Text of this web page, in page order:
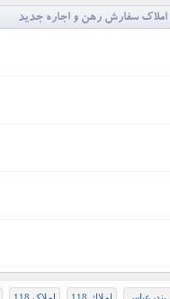
املاک سفارش رهن و اجاره جدید